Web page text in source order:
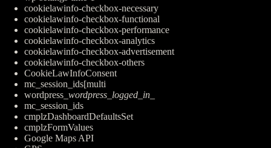
cookielawinfo-checkbox-necessary
cookielawinfo-checkbox-functional
cookielawinfo-checkbox-performance
cookielawinfo-checkbox-analytics
cookielawinfo-checkbox-advertisement
cookielawinfo-checkbox-others
CookieLawInfoConsent
mc_session_ids[multi
wordpress_ wordpress_logged_in_
mc_session_ids
cmplzDashboardDefaultsSet
cmplzFormValues
Google Maps API